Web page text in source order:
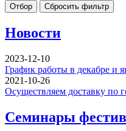
Отбор Сбросить фильтр
Новости
2023-12-10
График работы в декабре и
2021-10-26
Осуществляем доставку по
Семинары